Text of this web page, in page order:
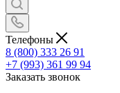
Телефоны
8 (800) 333 26 91
+7 (993) 361 99 94
Заказать звонок